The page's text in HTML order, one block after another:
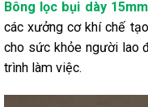
Bông lọc bụi dày
các xưởng cơ khí chế
cho sức khỏe người lao
trình làm việc.